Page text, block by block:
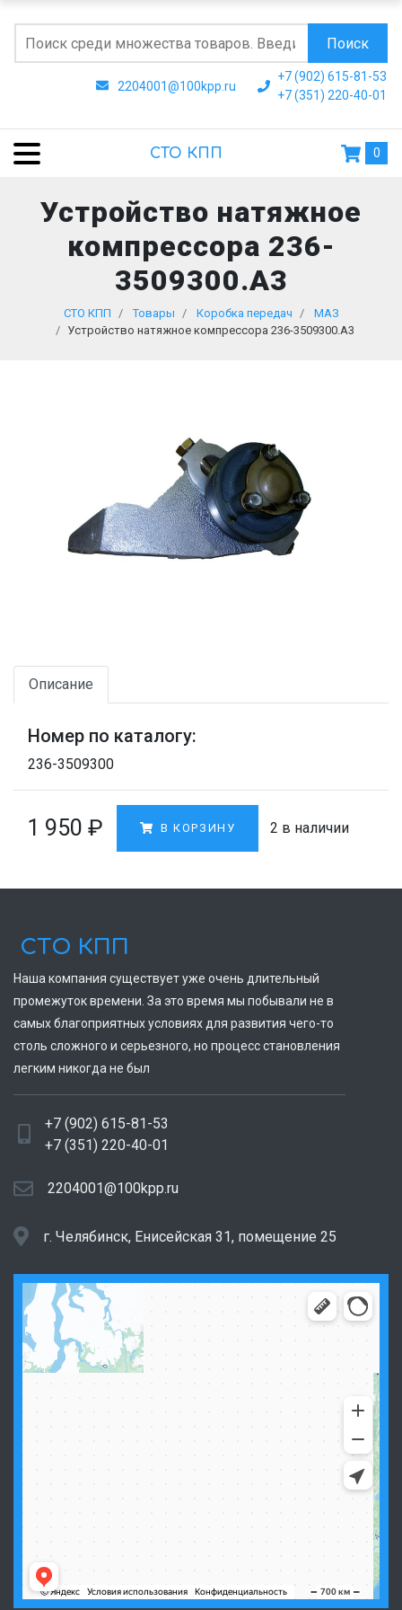
2204001@100kpp.ru
+7 (902) 615-81-53
+7 (351) 220-40-01
Поиск
СТО КПП 0
Устройство натяжное
компрессора 236-
3509300.А3
СТО КПП Товары Коробка передач
МАЗ
Устройство натяжное компрессора 236-3509300.А3
Описание
Номер по каталогу:
236-3509300
1 950 ₽ В КОРЗИНУ 2 в наличии
СТО КПП
Наша компания существует уже очень длительный
промежуток времени. За это время мы побывали не в
самых благоприятных условиях для развития чего-то
столь сложного и серьезного, но процесс становления
легким никогда не был
+7 (902) 615-81-53
+7 (351) 220-40-01
2204001@100kpp.ru
г. Челябинск, Енисейская 31, помещение 25